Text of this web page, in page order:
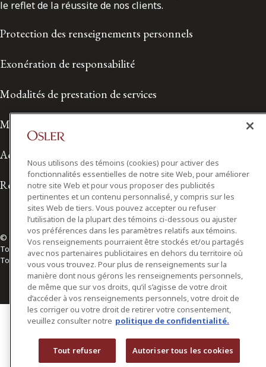
le reflet de la réussite de nos clients.
Protection des renseignements personnels
Exonération de responsabilité
Modalités de prestation de services
Modalités d'utilisation
Accessibilité
Relations avec les médias
© 2026 Osler, Hoskin & Harcourt S.E.N.C.R.L./s.r.l.
Tous droits réservés
Toronto | Montréal | Calgary | Vancouver | Ottawa | New York
Nous utilisons des témoins (cookies) pour activer des
fonctionnalités essentielles de notre site Web, pour améliorer
notre site Web et pour vous proposer des publicités
pertinentes et un contenu personnalisé, y compris sur les
sites Web de tiers. Vous pouvez accepter ou refuser
l’utilisation de la plupart des témoins ci-dessous ou ajuster
vos préférences dans les paramètres relatifs aux témoins.
Vos renseignements pourraient être stockés et/ou partagés
avec nos partenaires publicitaires en dehors du territoire où
vous vous trouvez. Pour plus de renseignements sur la
manière dont nous gérons les renseignements personnels,
de même que sur vos droits, qu’il s’agisse de votre droit
d’accéder à vos renseignements personnels, votre droit de
les corriger ou votre droit de retirer votre consentement,
veuillez consulter notre politique de confidentialité.
Tout refuser Autoriser tous les cookies